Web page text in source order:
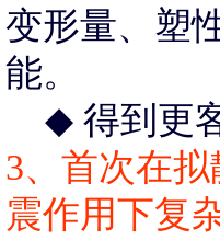
变形量、塑
能。
◆ 得到更
3、首次在
震作用下复